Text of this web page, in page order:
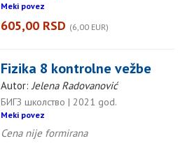
Meki povez
605,00 RSD (6,00 EUR)
Fizika 8 kontrolne vežbe
Autor:Jelena Radovanović
БИГЗ школство | 2021 god.
Meki povez
Cena nije formirana